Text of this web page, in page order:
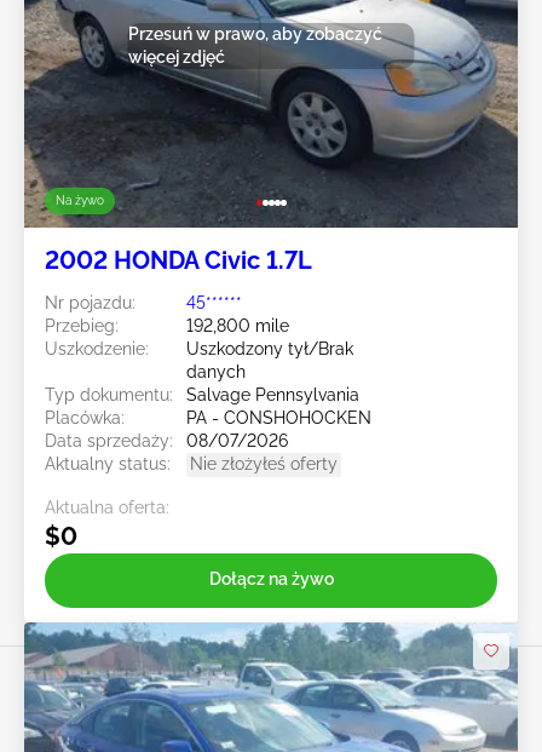
Na żywo
Przesuń w prawo, aby zobaczyć
więcej zdjęć
2002 HONDA Civic 1.7L
Nr pojazdu:
45******
Przebieg:
192,800 mile
Uszkodzenie:
Uszkodzony tył/Brak
danych
Typ dokumentu:
Salvage Pennsylvania
Placówka:
PA - CONSHOHOCKEN
Data sprzedaży:
08/07/2026
Aktualny status:
Nie złożyłeś oferty
Aktualna oferta:
$0
Dołącz na żywo